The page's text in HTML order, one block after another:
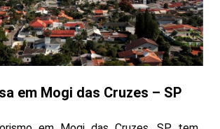
em Mogi das Cruzes – SP